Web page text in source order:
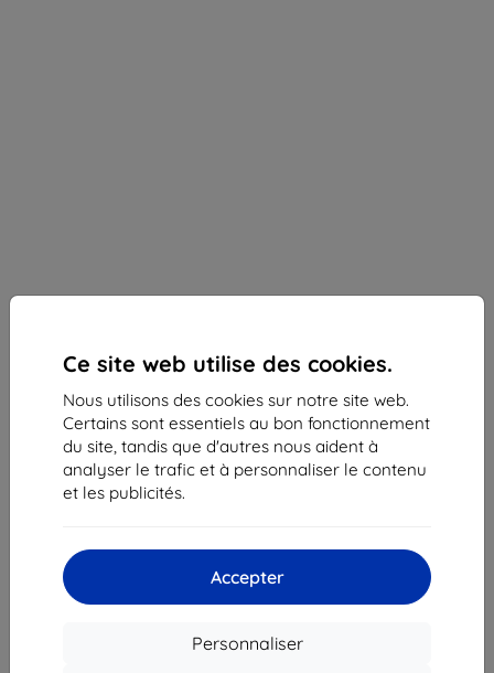
Ce site web utilise des cookies.
Nous utilisons des cookies sur notre site web.
Certains sont essentiels au bon fonctionnement
du site, tandis que d'autres nous aident à
analyser le trafic et à personnaliser le contenu
et les publicités.
Accepter
Personnaliser
Galaxy S23 FE noir
Adapté pour: Samsung Galaxy S23 FE